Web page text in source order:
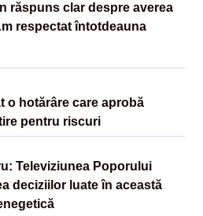
răspuns clar despre averea
respectat întotdeauna
o hotărâre care aprobă
pentru riscuri
Televiziunea Poporului
deciziilor luate în această